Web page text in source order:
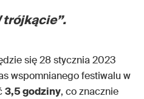
trójkącie”.
się 28 stycznia 2023
wspomnianego festiwalu w
3,5 godziny, co znacznie